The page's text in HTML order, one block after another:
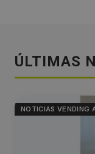
ÚLTIMAS
NOTICIAS VENDING